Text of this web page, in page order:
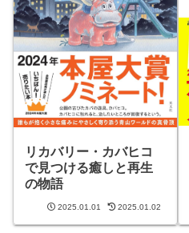
リカバリー・カバヒコ
で見つける癒しと再生
の物語
2025.01.01 2025.01.02